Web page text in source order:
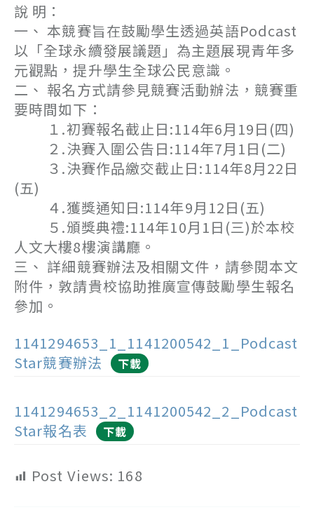
說 明：
一、 本競賽旨在鼓勵學生透過英語Podcast
以「全球永續發展議題」為主題展現青年多
元觀點，提升學生全球公民意識。
二、 報名方式請參見競賽活動辦法，競賽重
要時間如下：
１.初賽報名截止日:114年6月19日(四)
２.決賽入圍公告日:114年7月1日(二)
３.決賽作品繳交截止日:114年8月22日
(五)
４.獲獎通知日:114年9月12日(五)
５.頒獎典禮:114年10月1日(三)於本校
人文大樓8樓演講廳。
三、 詳細競賽辦法及相關文件，請參閱本文
附件，敦請貴校協助推廣宣傳鼓勵學生報名
參加。
1141294653_1_1141200542_1_Podcast
Star競賽辦法
下載
1141294653_2_1141200542_2_Podcast
Star報名表
下載
Post Views: 168